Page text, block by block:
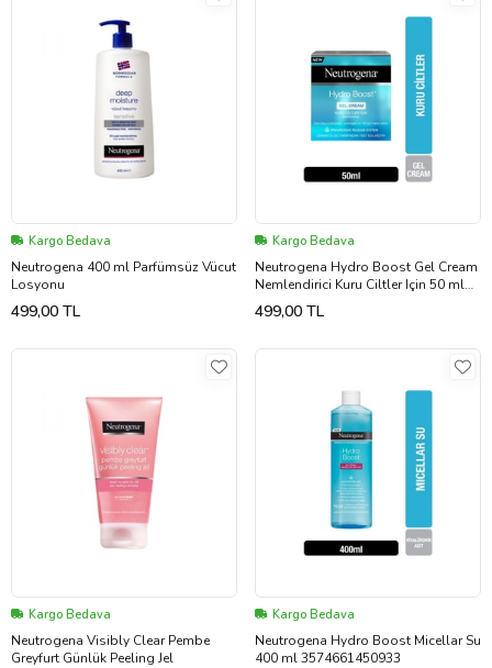
Kargo Bedava
Neutrogena 400 ml Parfümsüz Vücut
Losyonu
499,00 TL
Kargo Bedava
Neutrogena Hydro Boost Gel Cream
Nemlendirici Kuru Ciltler Için 50 ml
3574661287249
499,00 TL
Kargo Bedava
Neutrogena Visibly Clear Pembe
Greyfurt Günlük Peeling Jel
Kargo Bedava
Neutrogena Hydro Boost Micellar Su
400 ml 3574661450933